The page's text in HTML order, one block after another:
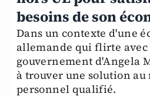
besoins de son
Dans un contexte d'une
allemande qui flirte
gouvernement d'Angela
à trouver une solution au
personnel qualifié.